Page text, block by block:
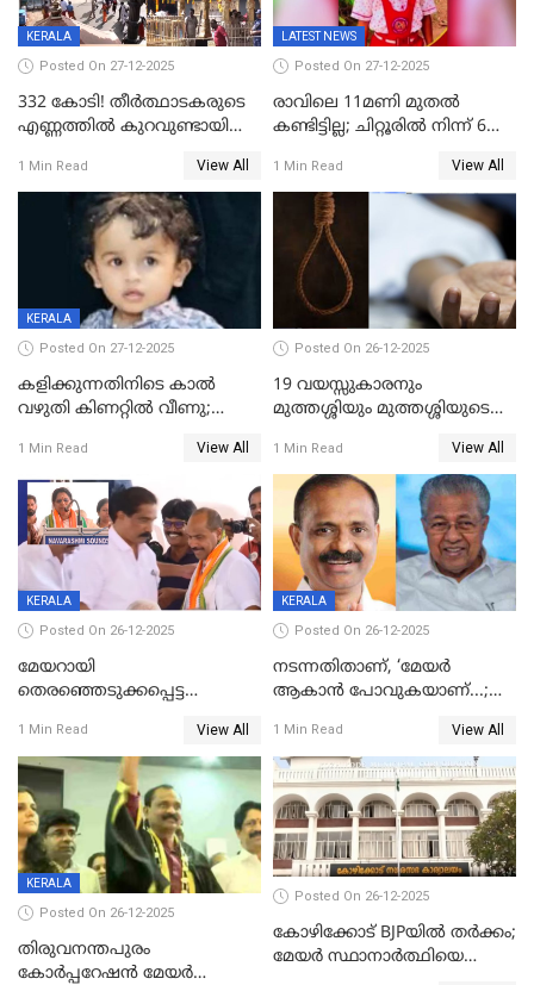
KERALA
Posted On 27-12-2025
332 കോടി! തീർത്ഥാടകരുടെ
എണ്ണത്തിൽ കുറവുണ്ടായിട്ടും
കുതിച്ചുയരുന്നു
1 Min Read View All
LATEST NEWS
Posted On 27-12-2025
രാവിലെ 11മണി മുതൽ
കണ്ടിട്ടില്ല; ചിറ്റൂരിൽ നിന്ന് 6
1 Min Read View All
KERALA
Posted On 27-12-2025
കളിക്കുന്നതിനിടെ കാൽ
വഴുതി കിണറ്റിൽ വീണു;
ദാരുണാന്ത്യം
1 Min Read View All
Posted On 26-12-2025
19 വയസ്സുകാരനും
മുത്തശ്ശിയും മുത്തശ്ശിയുടെ
മരിച്ചനിലയിൽ
1 Min Read View All
KERALA
Posted On 26-12-2025
മേയറായി
തെരഞ്ഞെടുക്കപ്പെട്ട
ആദ്യ വോട്ട് അസാധു; കണ്ണൂർ
ഡെപ്യൂട്ടി മേയർ സ്ഥാനത്ത്
താഹിറിന് വിജയം
1 Min Read View All
KERALA
Posted On 26-12-2025
നടന്നതിതാണ്, ‘മേയർ
ആകാൻ പോവുകയാണ്...;
മുഖ്യമന്ത്രിയുടെ ഓഫീസ്
തന്നെ വിശദീകരിയ്ക്കുന്നു;
സത്യമിതാണ്
1 Min Read View All
KERALA
Posted On 26-12-2025
തിരുവനന്തപുരം
കോര്‍പ്പറേഷന്‍ മേയര്‍
Posted On 26-12-2025
കോഴിക്കോട് BJPയിൽ തർക്കം;
മേയർ സ്ഥാനാർത്ഥിയെ